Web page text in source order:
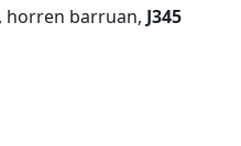
horren barruan, J345